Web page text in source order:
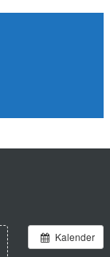
Kalender